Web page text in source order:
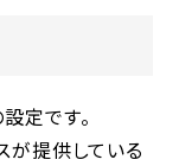
定です。
が提供している